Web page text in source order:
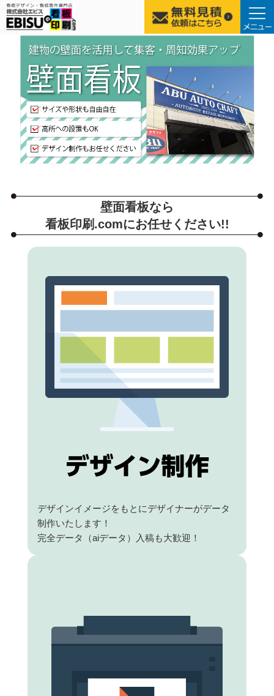
壁面看板なら
看板印刷.comにお任せください!!
デザインイメージをもとにデザイナーがデータ
制作いたします！
完全データ（aiデータ）入稿も大歓迎！